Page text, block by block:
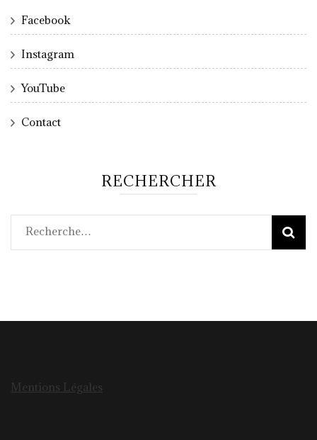
Facebook
Instagram
YouTube
Contact
RECHERCHER
Rechercher :
Mentions Légales